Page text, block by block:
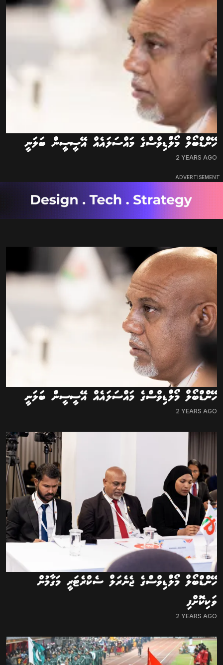
ހޭންޑްބޯލް މޯލްޑިވްސްގެ މައްސަލައެއް އޭސީސީން ބަލަނީ
2 YEARS AGO
ADVERTISEMENT
ހޭންޑްބޯލް މޯލްޑިވްސްގެ މައްސަލައެއް އޭސީސީން ބަލަނީ
2 YEARS AGO
ހޭންޑްބޯލް މޯލްޑިވްސްގެ ޖެނެރަލް ސެކްރެޓަރީ މަގާމުން
ވަކިކޮށްފި
2 YEARS AGO